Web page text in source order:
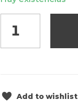
Add to wishlist